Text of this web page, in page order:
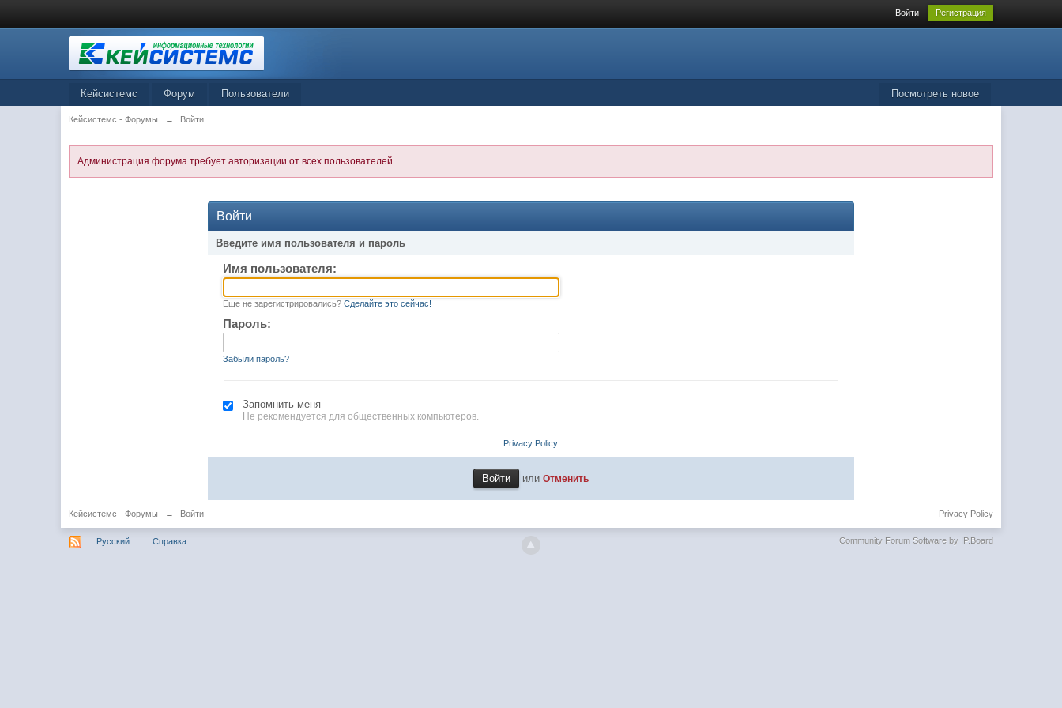
Войти Регистрация
Посмотреть новое
Кейсистемс Форум Пользователи
Кейсистемс - Форумы → Войти
Администрация форума требует авторизации от всех пользователей
Войти
Введите имя пользователя и пароль
Имя пользователя:
Еще не зарегистрировались? Сделайте это сейчас!
Пароль:
Забыли пароль?
Запомнить меня
Не рекомендуется для общественных компьютеров.
Privacy Policy
или Отменить
Кейсистемс - Форумы → Войти Privacy Policy
Русский Справка Community Forum Software by IP.Board